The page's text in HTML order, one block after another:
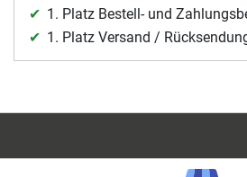
1. Platz Bestell- und
1. Platz Versand /